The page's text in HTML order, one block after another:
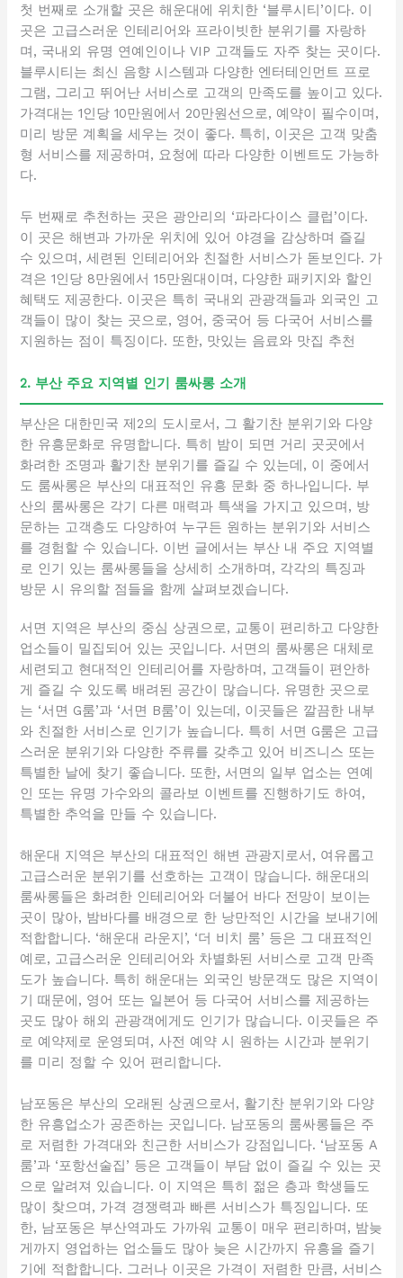
첫 번째로 소개할 곳은 해운대에 위치한 ‘블루시티’이다. 이
곳은 고급스러운 인테리어와 프라이빗한 분위기를 자랑하
며, 국내외 유명 연예인이나 VIP 고객들도 자주 찾는 곳이다.
블루시티는 최신 음향 시스템과 다양한 엔터테인먼트 프로
그램, 그리고 뛰어난 서비스로 고객의 만족도를 높이고 있다.
가격대는 1인당 10만원에서 20만원선으로, 예약이 필수이며,
미리 방문 계획을 세우는 것이 좋다. 특히, 이곳은 고객 맞춤
형 서비스를 제공하며, 요청에 따라 다양한 이벤트도 가능하
다.
두 번째로 추천하는 곳은 광안리의 ‘파라다이스 클럽’이다.
이 곳은 해변과 가까운 위치에 있어 야경을 감상하며 즐길
수 있으며, 세련된 인테리어와 친절한 서비스가 돋보인다. 가
격은 1인당 8만원에서 15만원대이며, 다양한 패키지와 할인
혜택도 제공한다. 이곳은 특히 국내외 관광객들과 외국인 고
객들이 많이 찾는 곳으로, 영어, 중국어 등 다국어 서비스를
지원하는 점이 특징이다. 또한, 맛있는 음료와 맛집 추천
2. 부산 주요 지역별 인기 룸싸롱 소개
부산은 대한민국 제2의 도시로서, 그 활기찬 분위기와 다양
한 유흥문화로 유명합니다. 특히 밤이 되면 거리 곳곳에서
화려한 조명과 활기찬 분위기를 즐길 수 있는데, 이 중에서
도 룸싸롱은 부산의 대표적인 유흥 문화 중 하나입니다. 부
산의 룸싸롱은 각기 다른 매력과 특색을 가지고 있으며, 방
문하는 고객층도 다양하여 누구든 원하는 분위기와 서비스
를 경험할 수 있습니다. 이번 글에서는 부산 내 주요 지역별
로 인기 있는 룸싸롱들을 상세히 소개하며, 각각의 특징과
방문 시 유의할 점들을 함께 살펴보겠습니다.
서면 지역은 부산의 중심 상권으로, 교통이 편리하고 다양한
업소들이 밀집되어 있는 곳입니다. 서면의 룸싸롱은 대체로
세련되고 현대적인 인테리어를 자랑하며, 고객들이 편안하
게 즐길 수 있도록 배려된 공간이 많습니다. 유명한 곳으로
는 ‘서면 G룸’과 ‘서면 B룸’이 있는데, 이곳들은 깔끔한 내부
와 친절한 서비스로 인기가 높습니다. 특히 서면 G룸은 고급
스러운 분위기와 다양한 주류를 갖추고 있어 비즈니스 또는
특별한 날에 찾기 좋습니다. 또한, 서면의 일부 업소는 연예
인 또는 유명 가수와의 콜라보 이벤트를 진행하기도 하여,
특별한 추억을 만들 수 있습니다.
해운대 지역은 부산의 대표적인 해변 관광지로서, 여유롭고
고급스러운 분위기를 선호하는 고객이 많습니다. 해운대의
룸싸롱들은 화려한 인테리어와 더불어 바다 전망이 보이는
곳이 많아, 밤바다를 배경으로 한 낭만적인 시간을 보내기에
적합합니다. ‘해운대 라운지’, ‘더 비치 룸’ 등은 그 대표적인
예로, 고급스러운 인테리어와 차별화된 서비스로 고객 만족
도가 높습니다. 특히 해운대는 외국인 방문객도 많은 지역이
기 때문에, 영어 또는 일본어 등 다국어 서비스를 제공하는
곳도 많아 해외 관광객에게도 인기가 많습니다. 이곳들은 주
로 예약제로 운영되며, 사전 예약 시 원하는 시간과 분위기
를 미리 정할 수 있어 편리합니다.
남포동은 부산의 오래된 상권으로서, 활기찬 분위기와 다양
한 유흥업소가 공존하는 곳입니다. 남포동의 룸싸롱들은 주
로 저렴한 가격대와 친근한 서비스가 강점입니다. ‘남포동 A
룸’과 ‘포항선술집’ 등은 고객들이 부담 없이 즐길 수 있는 곳
으로 알려져 있습니다. 이 지역은 특히 젊은 층과 학생들도
많이 찾으며, 가격 경쟁력과 빠른 서비스가 특징입니다. 또
한, 남포동은 부산역과도 가까워 교통이 매우 편리하며, 밤늦
게까지 영업하는 업소들도 많아 늦은 시간까지 유흥을 즐기
기에 적합합니다. 그러나 이곳은 가격이 저렴한 만큼, 서비스